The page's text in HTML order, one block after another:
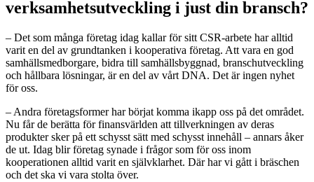
verksamhetsutveckling i just din bransch?
– Det som många företag idag kallar för sitt CSR-arbete har alltid
varit en del av grundtanken i kooperativa företag. Att vara en god
samhällsmedborgare, bidra till samhällsbyggnad, branschutveckling
och hållbara lösningar, är en del av vårt DNA. Det är ingen nyhet
för oss.
– Andra företagsformer har börjat komma ikapp oss på det området.
Nu får de berätta för finansvärlden att tillverkningen av deras
produkter sker på ett schysst sätt med schysst innehåll – annars åker
de ut. Idag blir företag synade i frågor som för oss inom
kooperationen alltid varit en självklarhet. Där har vi gått i bräschen
och det ska vi vara stolta över.